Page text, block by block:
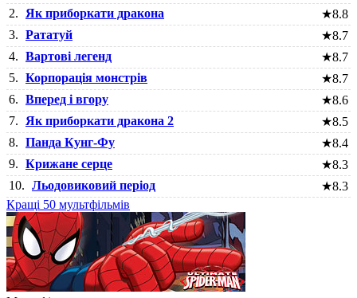
2.
Як приборкати дракона ★8.8
3. Рататуй ★8.7
4. Вартові легенд ★8.7
5. Корпорація монстрів ★8.7
6. Вперед і вгору ★8.6
7.
Як приборкати дракона 2 ★8.5
8. Панда Кунг-Фу ★8.4
9. Крижане серце ★8.3
10. Льодовиковий період ★8.3
Кращі 50 мультфільмів